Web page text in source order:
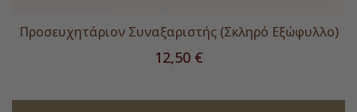
Προσευχητάριον Συναξαριστής (Σκληρό Εξώφυλλο)
Τιμή
12,50 €